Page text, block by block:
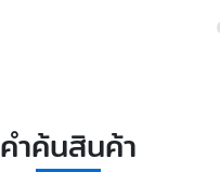
คำค้นสินค้า